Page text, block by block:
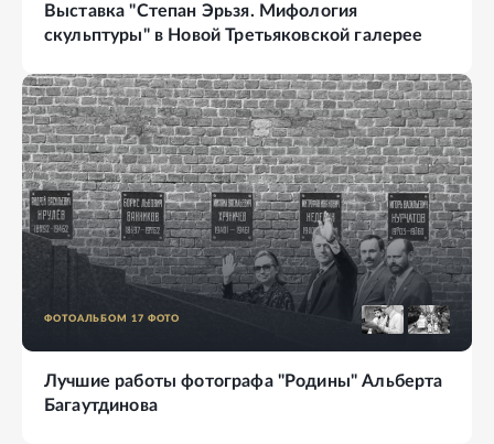
Выставка "Степан Эрьзя. Мифология
скульптуры" в Новой Третьяковской галерее
ФОТОАЛЬБОМ 17 ФОТО
Лучшие работы фотографа "Родины" Альберта
Багаутдинова